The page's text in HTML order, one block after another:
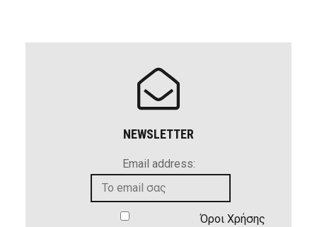
NEWSLETTER
Email address:
Όροι Χρήσης